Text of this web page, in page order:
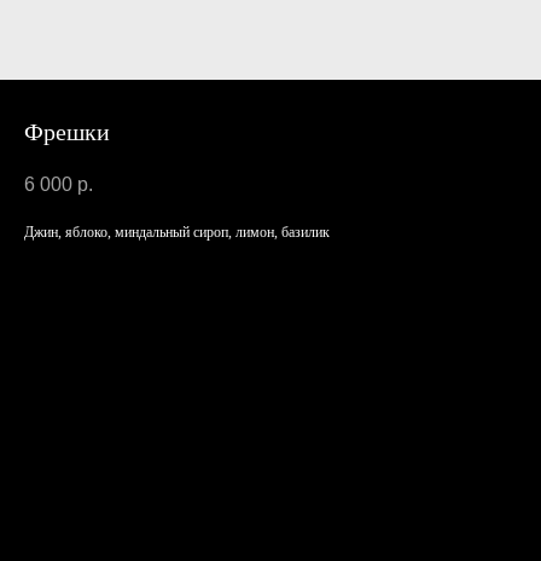
Фрешки
6 000 р.
Джин, яблоко, миндальный сироп, лимон, базилик